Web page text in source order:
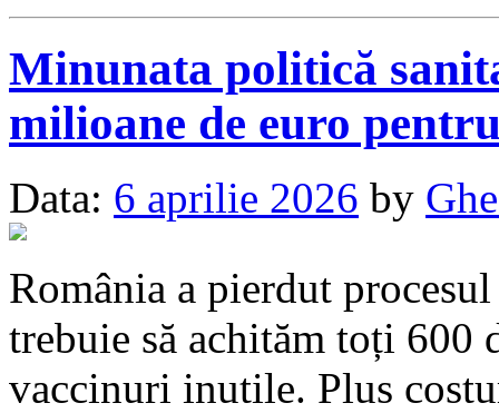
Minunata politică
milioane de euro
Data: 6 aprilie 2026 by
România a pierdut
trebuie să achităm toți 600
vaccinuri inutile. Plus